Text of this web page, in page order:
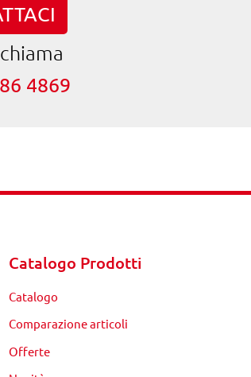
4869
Catalogo Prodotti
Catalogo
Comparazione articoli
Offerte